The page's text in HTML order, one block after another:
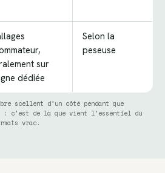
sur
dédiée
Selon la
peseuse
scellent d’un côté pendant que
: c’est de là que vient l’essentiel du
vrac.